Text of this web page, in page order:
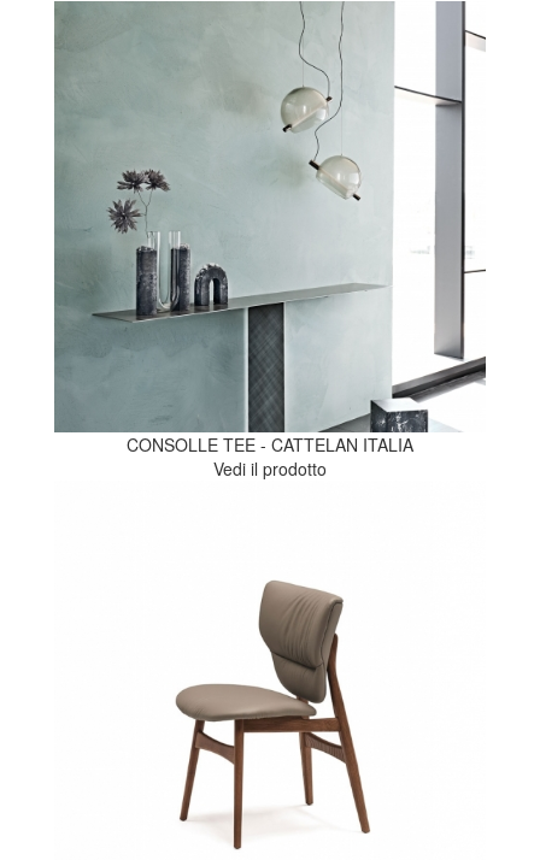
CONSOLLE TEE - CATTELAN ITALIA
Vedi il prodotto